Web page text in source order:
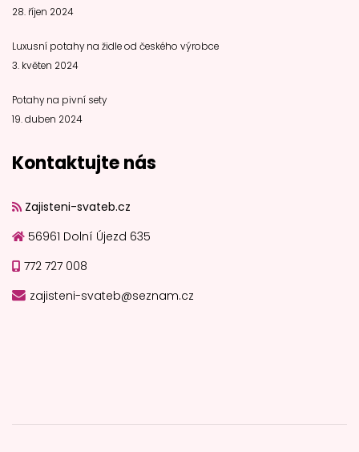
28. říjen 2024
Luxusní potahy na židle od českého výrobce
3. květen 2024
Potahy na pivní sety
19. duben 2024
Kontaktujte nás
Zajisteni-svateb.cz
56961 Dolní Újezd 635
772 727 008
zajisteni-svateb@seznam.cz